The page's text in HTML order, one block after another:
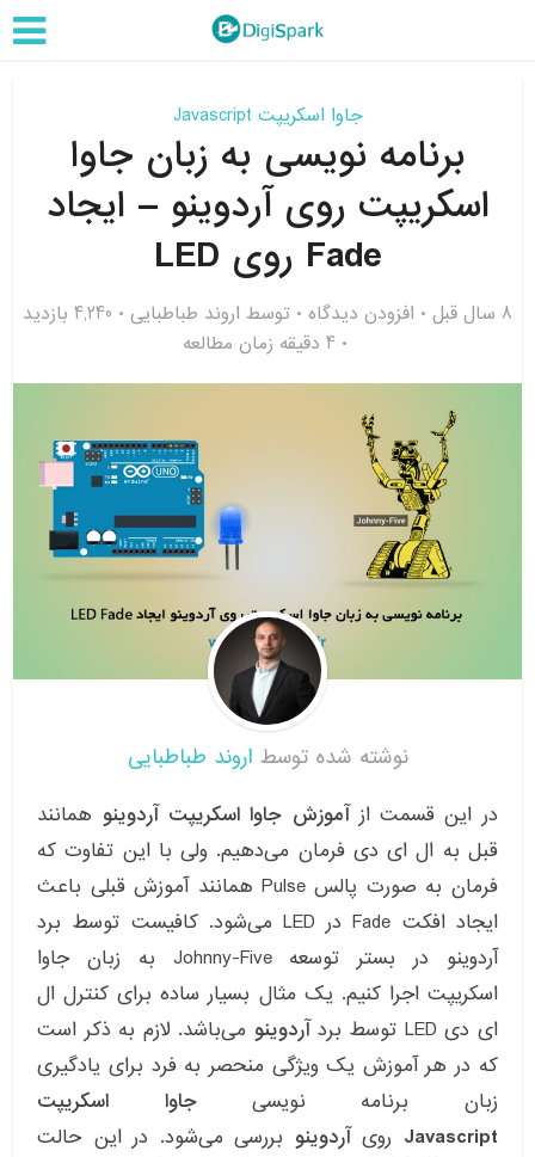
جاوا اسکریپت Javascript
برنامه نویسی به زبان جاوا
اسکریپت روی آردوینو – ایجاد
Fade روی LED
8 سال قبل افزودن دیدگاه توسط اروند طباطبایی
4,240 بازدید
4 دقیقه زمان مطالعه
نوشته شده توسط اروند طباطبایی
در این قسمت ازآموزش جاوا اسکریپتآردوینو همانند
قبل به ال ای دی فرمان می‌دهیم. ولی با این تفاوت که
فرمان به صورت پالس Pulse همانند آموزش قبلی باعث
ایجاد افکت Fade در LED می‌شود. کافیست توسط برد
آردوینو در بستر توسعه Johnny-Five به زبان جاوا
اسکریپت اجرا کنیم. یک مثال بسیار ساده برای کنترل ال
ای دی LED توسط برد
آردوینو می‌باشد. لازم به ذکر است
که در هر آموزش یک ویژگی منحصر به فرد برای یادگیری
زبان برنامه نویسیجاوا اسکریپت
Javascript رویآردوینو بررسی می‌شود. در این حالت